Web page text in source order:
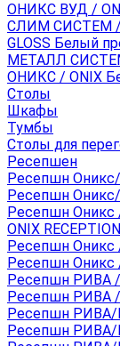
ОНИКС ВУД /
СЛИМ СИСТЕМ /
GLOSS Белый
МЕТАЛЛ СИСТЕМ
ОНИКС / ONIX
Столы
Шкафы
Тумбы
Столы для
Ресепшен
Ресепшн Оникс/
Ресепшн Оникс/
Ресепшн Оникс
ONIX
Ресепшн Оникс
Ресепшн Оникс
Ресепшн РИВА /
Ресепшн РИВА /
Ресепшн РИВА/
Ресепшн РИВА/